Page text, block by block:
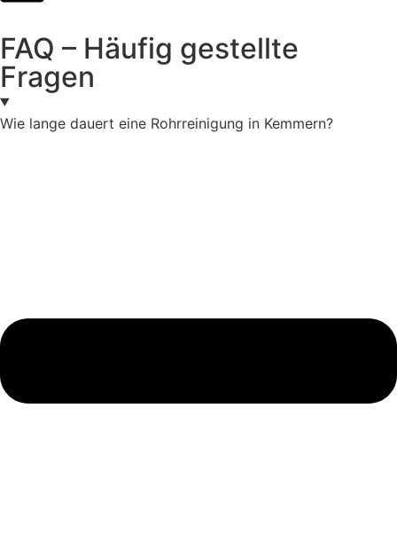
FAQ – Häufig gestellte
Fragen
Wie lange dauert eine Rohrreinigung in Kemmern?